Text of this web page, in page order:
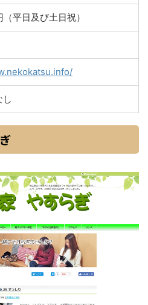
平日及び土日祝）
し